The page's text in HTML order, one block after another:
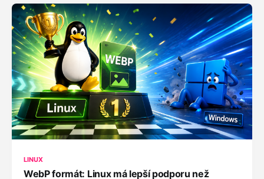
LINUX
WebP formát: Linux má lepší podporu než